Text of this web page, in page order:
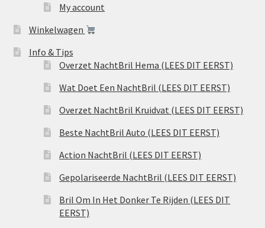
My account
Winkelwagen
Info & Tips
Overzet NachtBril Hema (LEES DIT EERST)
Wat Doet Een NachtBril (LEES DIT EERST)
Overzet NachtBril Kruidvat (LEES DIT EERST)
Beste NachtBril Auto (LEES DIT EERST)
Action NachtBril (LEES DIT EERST)
Gepolariseerde NachtBril (LEES DIT EERST)
Bril Om In Het Donker Te Rijden (LEES DIT
EERST)